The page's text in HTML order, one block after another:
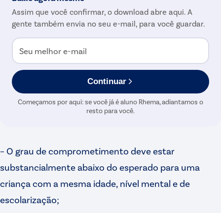
Assim que você confirmar, o download abre aqui. A
gente também envia no seu e-mail, para você guardar.
Seu melhor e-mail
Continuar
Começamos por aqui: se você já é aluno Rhema, adiantamos o
resto para você.
– O grau de comprometimento deve estar
substancialmente abaixo do esperado para uma
criança com a mesma idade, nível mental e de
escolarização;